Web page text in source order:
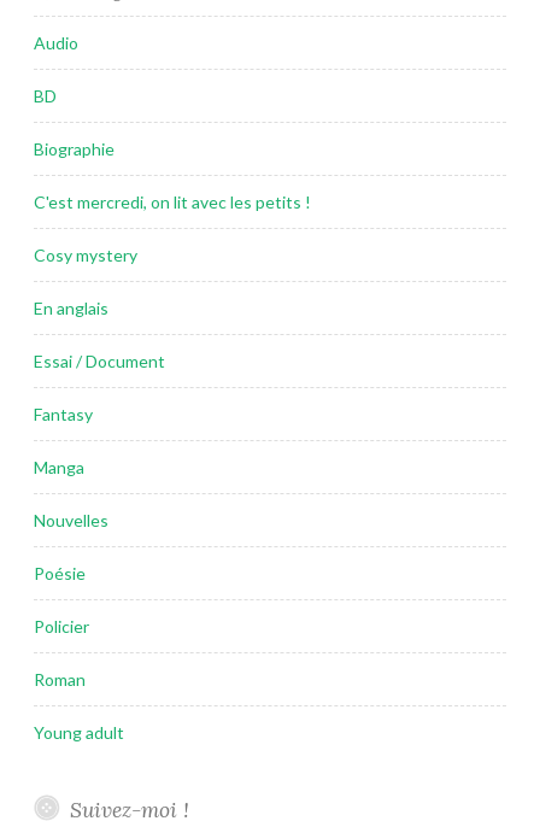
Audio
BD
Biographie
C'est mercredi, on lit avec les petits !
Cosy mystery
En anglais
Essai / Document
Fantasy
Manga
Nouvelles
Poésie
Policier
Roman
Young adult
Suivez-moi !